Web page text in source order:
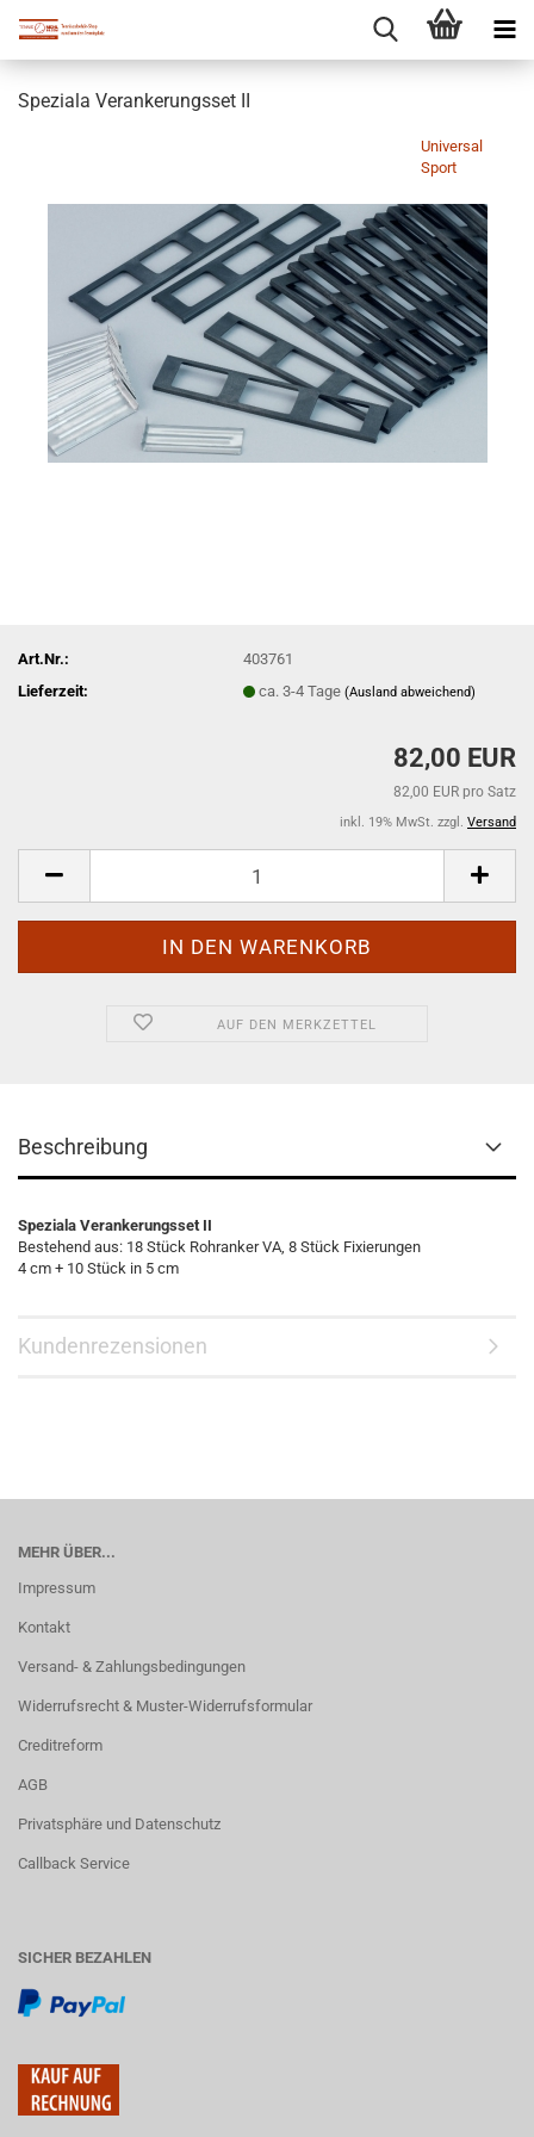
Speziala Verankerungsset II
Universal
Sport
Art.Nr.:
403761
Lieferzeit:
ca. 3-4 Tage(Ausland abweichend)
82,00 EUR
82,00 EUR pro Satz
inkl. 19% MwSt. zzgl. Versand
AUF DEN MERKZETTEL
Beschreibung
Speziala Verankerungsset II
Bestehend aus: 18 Stück Rohranker VA, 8 Stück Fixierungen
4 cm + 10 Stück in 5 cm
Kundenrezensionen
MEHR ÜBER...
Impressum
Kontakt
Versand- & Zahlungsbedingungen
Widerrufsrecht & Muster-Widerrufsformular
Creditreform
AGB
Privatsphäre und Datenschutz
Callback Service
SICHER BEZAHLEN